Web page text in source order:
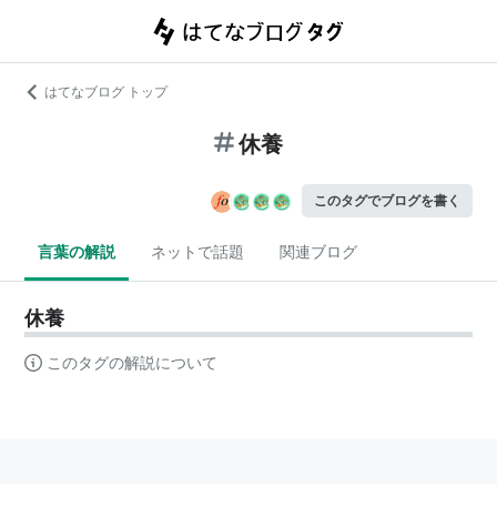
はてなブログ トップ
休養
このタグでブログを書く
言葉の解説 ネットで話題 関連ブログ
休養
このタグの解説について